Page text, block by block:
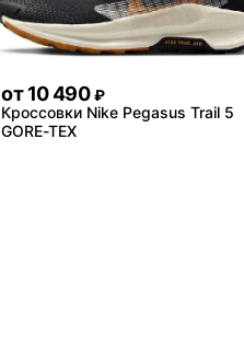
от 10 490 ₽
Кроссовки Nike Pegasus Trail 5
GORE-TEX